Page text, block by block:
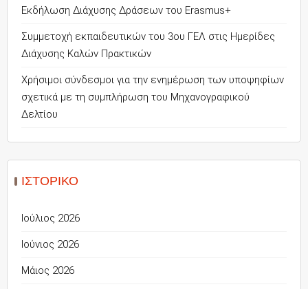
Εκδήλωση Διάχυσης Δράσεων του Erasmus+
Συμμετοχή εκπαιδευτικών του 3ου ΓΕΛ στις Ημερίδες
Διάχυσης Καλών Πρακτικών
Χρήσιμοι σύνδεσμοι για την ενημέρωση των υποψηφίων
σχετικά με τη συμπλήρωση του Μηχανογραφικού
Δελτίου
ΙΣΤΟΡΙΚΌ
Ιούλιος 2026
Ιούνιος 2026
Μάιος 2026